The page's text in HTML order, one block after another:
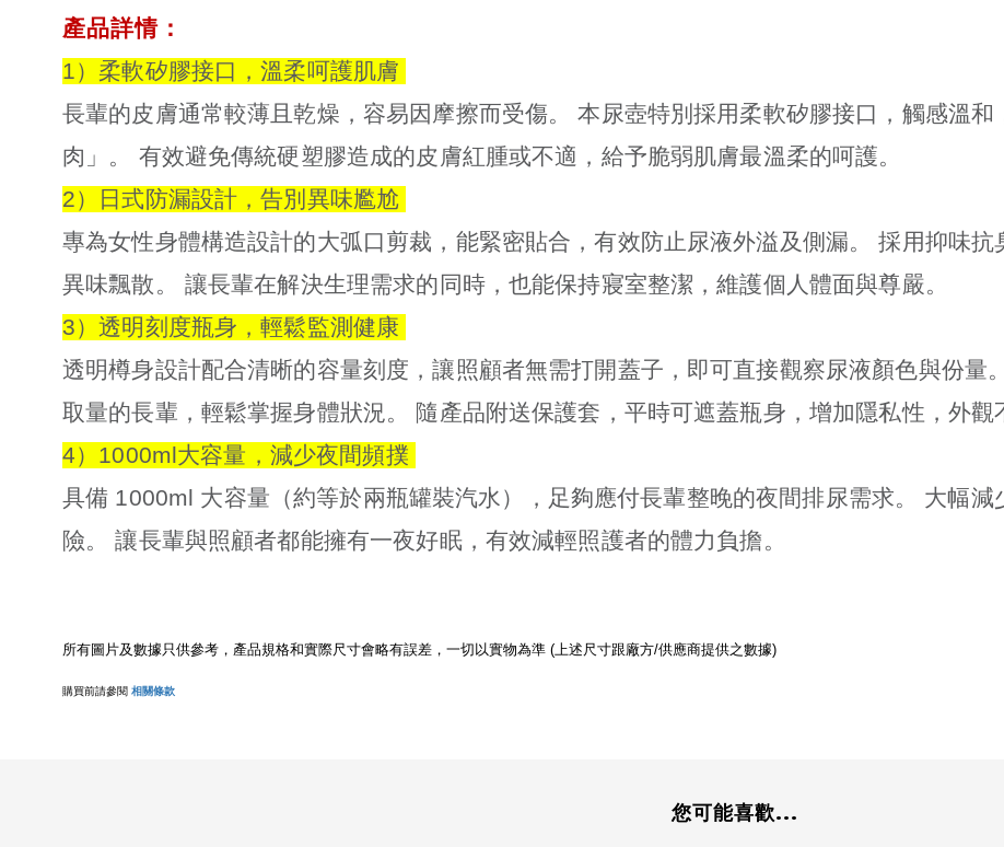
產品詳情 ：
1）柔軟矽膠接口，溫柔呵護肌膚
長輩的皮膚通常較薄且乾燥，容易因摩擦而受傷。 本尿壺特別採用柔軟矽膠接口，觸感溫
肉」。 有效避免傳統硬塑膠造成的皮膚紅腫或不適，給予脆弱肌膚最溫柔的呵護。
2）日式防漏設計，告別異味尷尬
專為女性身體構造設計的大弧口剪裁，能緊密貼合，有效防止尿液外溢及側漏。 採用抑味
異味飄散。 讓長輩在解決生理需求的同時，也能保持寢室整潔，維護個人體面與尊嚴。
3）透明刻度瓶身，輕鬆監測健康
透明樽身設計配合清晰的容量刻度，讓照顧者無需打開蓋子，即可直接觀察尿液顏色與份量
取量的長輩，輕鬆掌握身體狀況。 隨產品附送保護套，平時可遮蓋瓶身，增加隱私性，外觀
4）1000ml大容量，減少夜間頻撲
具備 1000ml 大容量（約等於兩瓶罐裝汽水），足夠應付長輩整晚的夜間排尿需求。 大幅
險。 讓長輩與照顧者都能擁有一夜好眠，有效減輕照護者的體力負擔。